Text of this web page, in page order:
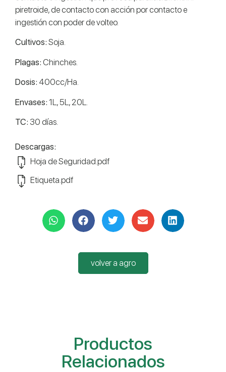
piretroide, de contacto con acción por contacto e
ingestión con poder de volteo.
Cultivos: Soja.
Plagas: Chinches.
Dosis: 400cc/Ha.
Envases: 1L, 5L, 20L.
TC: 30 días.
Descargas:
Hoja de Seguridad.pdf
Etiqueta.pdf
volver a agro
Productos
Relacionados